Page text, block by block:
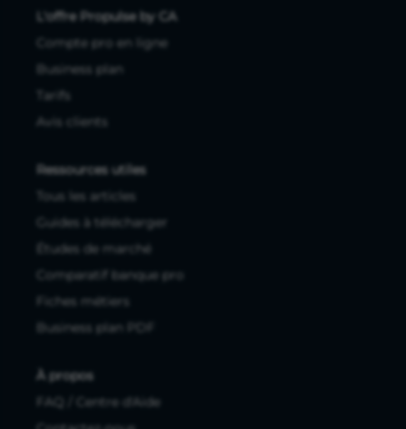
L'offre Propulse by CA
Compte pro en ligne
Business plan
Tarifs
Avis clients
Ressources utiles
Tous les articles
Guides à télécharger
Études de marché
Comparatif banque pro
Fiches métiers
Business plan PDF
À propos
FAQ / Centre d'Aide